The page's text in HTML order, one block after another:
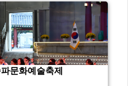
문화예술축제